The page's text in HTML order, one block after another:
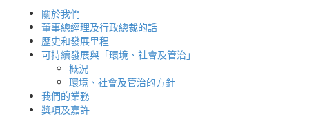
關於我們
董事總經理及行政總裁的話
歷史和發展里程
可持續發展與「環境、社會及管治」
概況
環境、社會及管治的方針
我們的業務
獎項及嘉許
強積金 / 職業退休計劃
簡介